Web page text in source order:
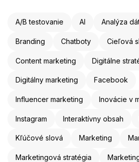
A/B testovanie AI Analýza
Branding Chatboty Cieľová
Content marketing Digitálne
Digitálny marketing Facebook
Influencer marketing Inovácie v
Instagram Interaktívny obsah
Kľúčové slová Marketing
Marketingová stratégia